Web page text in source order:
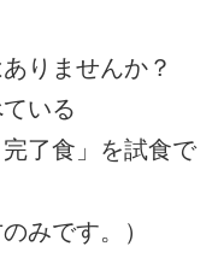
りませんか？
いる
了食」を試食で
みです。）